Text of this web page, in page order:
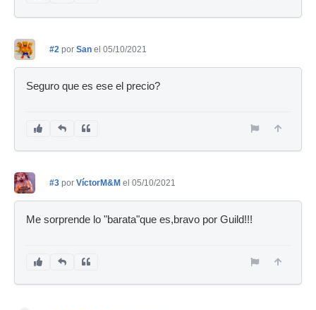
#2 por San el 05/10/2021
Seguro que es ese el precio?
#3 por VíctorM&M el 05/10/2021
Me sorprende lo "barata"que es,bravo por Guild!!!